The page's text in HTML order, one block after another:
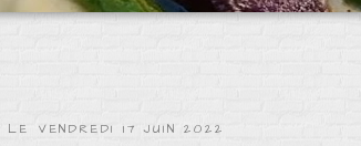
LE VENDREDI 17 JUIN 2022